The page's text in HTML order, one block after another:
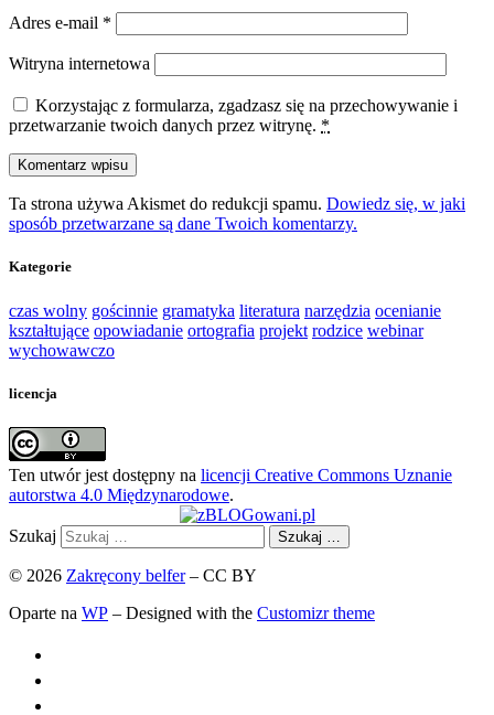
Adres e-mail *
Witryna internetowa
Korzystając z formularza, zgadzasz się na przechowywanie i
przetwarzanie twoich danych przez witrynę. *
Ta strona używa Akismet do redukcji spamu. Dowiedz się, w jaki
sposób przetwarzane są dane Twoich komentarzy.
Kategorie
czas wolny gościnnie gramatyka literatura narzędzia ocenianie
kształtujące opowiadanie ortografia projekt rodzice webinar
wychowawczo
licencja
Ten utwór jest dostępny na licencji Creative Commons Uznanie
autorstwa 4.0 Międzynarodowe.
Szukaj Szukaj …
© 2026 Zakręcony belfer– CC BY
Oparte na WP – Designed with the Customizr theme